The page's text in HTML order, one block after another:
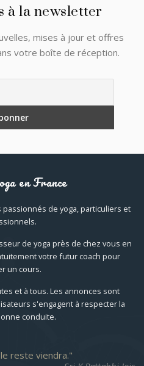
à la newsletter
mises à jour et offres
votre boîte de réception.
en France
de yoga, particuliers et
de yoga près de chez vous en
votre futur coach pour
un cours.
et à tous. Les annonces sont
s'engagent à respecter la
conduite.
reste viendra.